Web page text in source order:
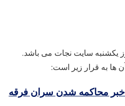
یکشنبه سایت نجات می باشد.
ها به قرار زیر است:
محاکمه شدن سران فرقه